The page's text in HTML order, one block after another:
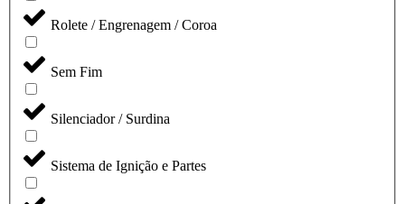
Rolete / Engrenagem / Coroa
Sem Fim
Silenciador / Surdina
Sistema de Ignição e Partes